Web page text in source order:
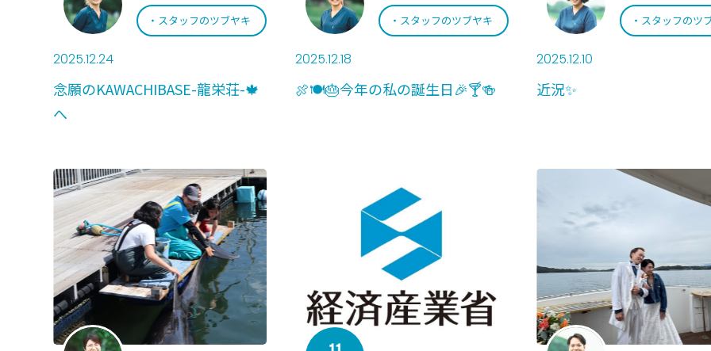
スタッフのツブヤキ
2025.12.24
念願のKAWACHIBASE-龍栄荘-🍁
へ
スタッフのツブヤキ
2025.12.18
🍖🍽🎂今年の私の誕生日🎉🍸🍻
スタッフのツ
2025.12.10
近況✨